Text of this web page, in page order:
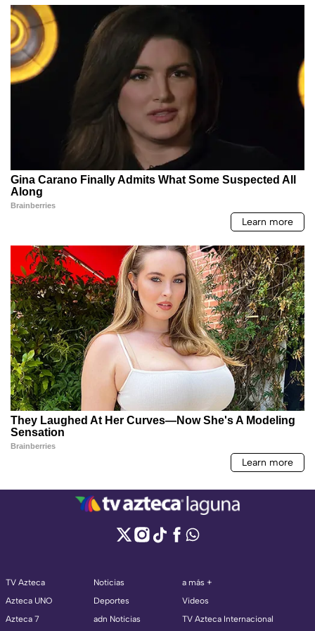
TV Azteca
Azteca UNO
Azteca 7
Noticias
Deportes
adn Noticias
a más +
Videos
TV Azteca Internacional